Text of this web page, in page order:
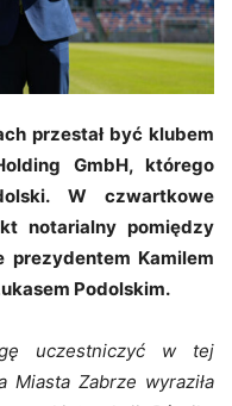
przestał być klubem
GmbH, którego
W czwartkowe
notarialny pomiędzy
prezydentem Kamilem
Podolskim.
uczestniczyć w tej
Miasta Zabrze wyraziła